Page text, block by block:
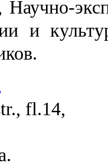
Научно-
и
fl.14,